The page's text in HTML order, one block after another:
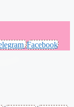
Facebook